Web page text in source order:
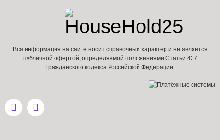
Вся информация на сайте носит справочный характер и не является
публичной офертой, определяемой положениями Статьи 437
Гражданского кодекса Российской Федерации.